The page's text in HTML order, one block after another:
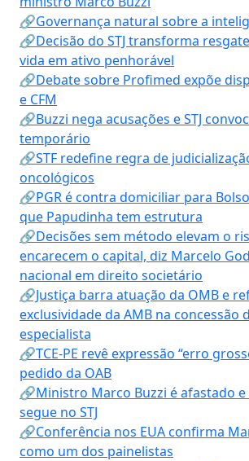
🔗Governança natural sobre a
🔗Decisão do STJ transforma
vida em ativo penhorável
🔗Debate sobre Profimed expõe
e CFM
🔗Buzzi nega acusações e STJ
temporário
🔗STF redefine regra de
oncológicos
🔗PGR é contra domiciliar para
que Papudinha tem estrutura
🔗Decisões sem método elevam o
encarecem o capital, diz Marcelo
nacional em direito societário
🔗Justiça barra atuação da OMB e
exclusividade da AMB na concessão
especialista
🔗TCE-PE revê expressão “erro
pedido da OAB
🔗Ministro Marco Buzzi é afastado e
segue no STJ
🔗Conferência nos EUA confirma
como um dos painelistas